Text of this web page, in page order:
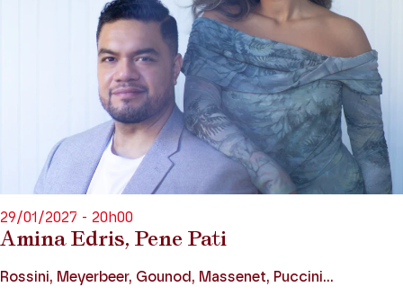
Amina Edris, Pene Pati
29/01/2027 - 20h00
Rossini, Meyerbeer, Gounod, Massenet, Puccini...